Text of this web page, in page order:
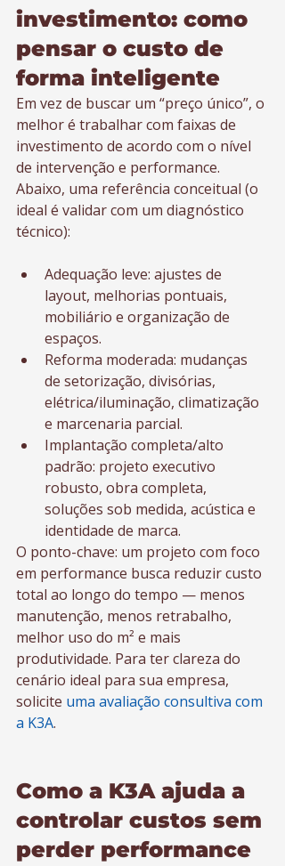
investimento: como
pensar o custo de
forma inteligente
Em vez de buscar um “preço único”, o
melhor é trabalhar com faixas de
investimento de acordo com o nível
de intervenção e performance.
Abaixo, uma referência conceitual (o
ideal é validar com um diagnóstico
técnico):
Adequação leve: ajustes de
layout, melhorias pontuais,
mobiliário e organização de
espaços.
Reforma moderada: mudanças
de setorização, divisórias,
elétrica/iluminação, climatização
e marcenaria parcial.
Implantação completa/alto
padrão: projeto executivo
robusto, obra completa,
soluções sob medida, acústica e
identidade de marca.
O ponto-chave: um projeto com foco
em performance busca reduzir custo
total ao longo do tempo — menos
manutenção, menos retrabalho,
melhor uso do m² e mais
produtividade. Para ter clareza do
cenário ideal para sua empresa,
solicite uma avaliação consultiva com
a K3A.
Como a K3A ajuda a
controlar custos sem
perder performance